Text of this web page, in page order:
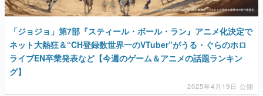
「ジョジョ」第7部『スティール・ボール・ラン』アニメ化決定で
ネット大熱狂＆“CH登録数世界一のVTuber”がうる・ぐらのホロ
ライブEN卒業発表など【今週のゲーム＆アニメの話題ランキン
グ】
2025年4月19日 公開